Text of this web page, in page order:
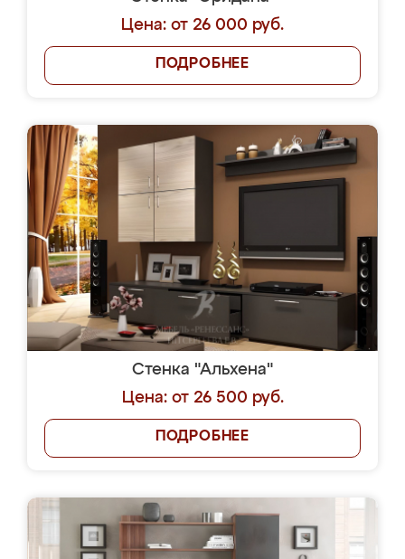
Цена: от 26 000 руб.
ПОДРОБНЕЕ
Стенка "Альхена"
Цена: от 26 500 руб.
ПОДРОБНЕЕ